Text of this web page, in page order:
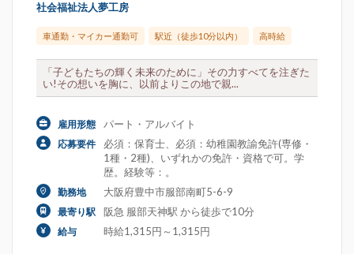
社会福祉法人夢工房
車通勤・マイカー通勤可 駅近（徒歩10分以内） 高時給
「子どもたちの輝く未来のために」その力すべてを注ぎた
い!その想いを胸に、以前よりこの地で親...
雇用形態 パート・アルバイト
応募要件
必須：保育士、必須：幼稚園教諭免許(専修・
1種・2種)、いずれかの免許・資格で可。学
歴。経験等：。
勤務地 大阪府豊中市服部南町5-6-9
最寄り駅 阪急 服部天神駅 から徒歩で10分
給与 時給1,315円～1,315円